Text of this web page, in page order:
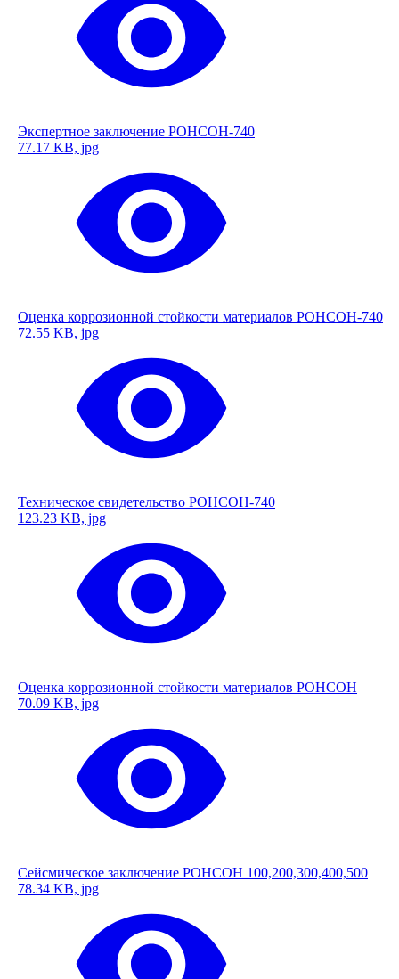
Экспертное заключение РОНСОН-740
77.17 KB, jpg
Оценка коррозионной стойкости материалов РОНСОН-740
72.55 KB, jpg
Техническое свидетельство РОНСОН-740
123.23 KB, jpg
Оценка коррозионной стойкости материалов РОНСОН
70.09 KB, jpg
Сейсмическое заключение РОНСОН 100,200,300,400,500
78.34 KB, jpg